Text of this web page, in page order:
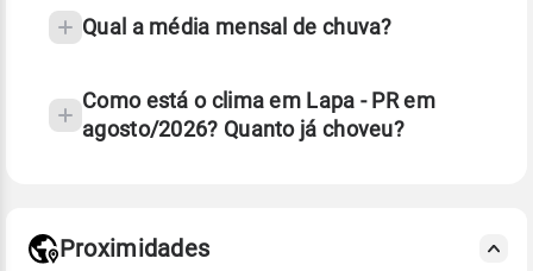
Qual a média mensal de chuva?
Como está o clima em Lapa - PR em
agosto/2026? Quanto já choveu?
Proximidades